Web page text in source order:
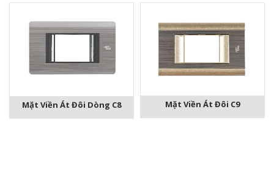
Mặt Viền Át Đôi Dòng C8 Mặt Viền Át Đôi C9